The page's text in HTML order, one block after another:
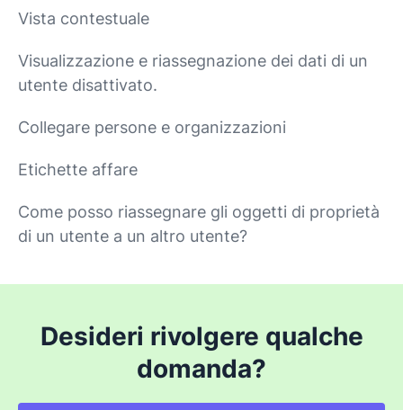
Vista contestuale
Visualizzazione e riassegnazione dei dati di un
utente disattivato.
Collegare persone e organizzazioni
Etichette affare
Come posso riassegnare gli oggetti di proprietà
di un utente a un altro utente?
Desideri rivolgere qualche
domanda?